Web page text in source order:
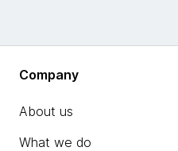
Company
About us
What we do